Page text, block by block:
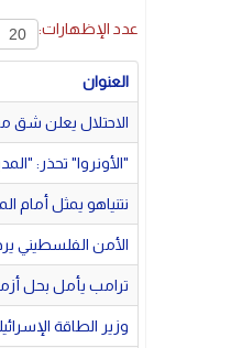
عدد الإظهارات:
العنوان
الاحتلال يعلن
"الأونروا" تحذر:
نتنياهو يمثل أمام المحكمة
الأمن الفلسطيني
ترامب يأمل بحل أزمة
وزير الطاقة